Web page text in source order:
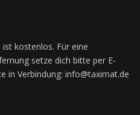
kostenlos. Für eine
setze dich bitte per E-
in Verbindung: info@taximat.de